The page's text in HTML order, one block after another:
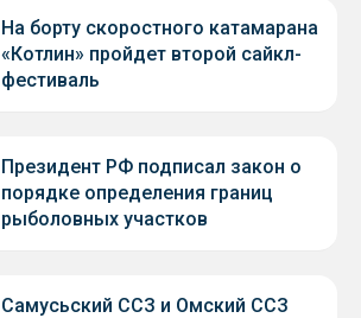
На борту скоростного катамарана
«Котлин» пройдет второй сайкл-
фестиваль
Президент РФ подписал закон о
порядке определения границ
рыболовных участков
Самусьский ССЗ и Омский ССЗ